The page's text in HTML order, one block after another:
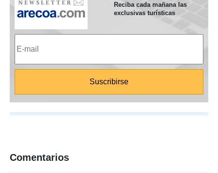
Reciba cada mañana las
exclusivas turísticas
Comentarios